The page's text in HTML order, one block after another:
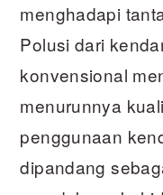
menghadapi
Polusi dari
konvensional
menurunnya
penggunaan
dipandang